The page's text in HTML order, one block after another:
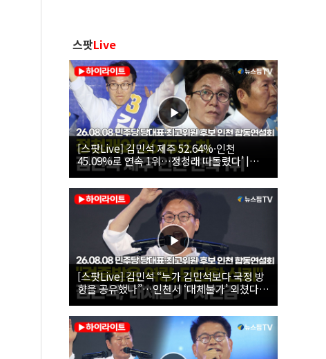
스팟Live
[스팟Live] 김민석 제주 52.64%·인천
45.09%로 연속 1위…정청래 따돌렸다’ |
26.08.08 더불어민주당 당대표·최고위원 후
보 인천 합동연설회
[스팟Live] 김민석 “누가 김민석보다 국정 방
향을 공유했나”…인천서 ‘대체불가’ 외쳤다 |
26.08.08 더불어민주당 당대표·최고위원 후
보 인천 합동연설회